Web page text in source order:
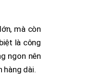
mà còn
là công
ngon nên
hàng dài.